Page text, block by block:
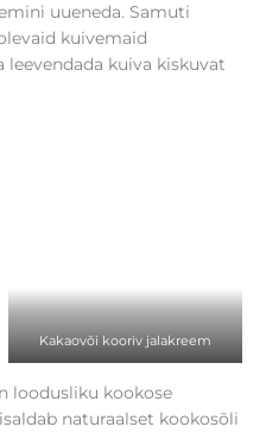
uueneda. Samuti
kuivemaid
kuiva kiskuvat
Kakaovõi kooriv jalakreem
loodusliku kookose
naturaalset kookosõli